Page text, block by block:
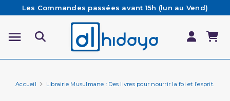
Les Commandes passées avant 15h (lun au Vend)
sont préparées et expédiées le jour même
Besoin d'aide ? Retrouvez notre FAQ
Livraison offerte à partir de 65€ d'achat*
Accueil Librairie Musulmane : Des livres pour nourrir la foi et l’esprit.